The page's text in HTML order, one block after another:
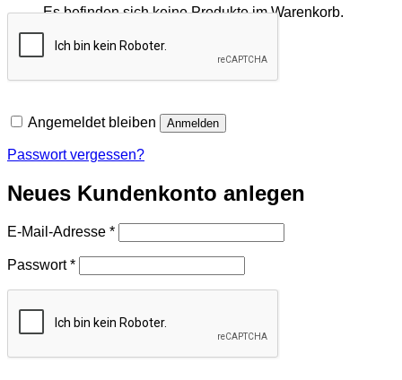
Es befinden sich keine Produkte im Warenkorb.
Zurück zum Shop
Angemeldet bleiben Anmelden
Passwort vergessen?
Neues Kundenkonto anlegen
E-Mail-Adresse *Erforderlich
Passwort*Erforderlich